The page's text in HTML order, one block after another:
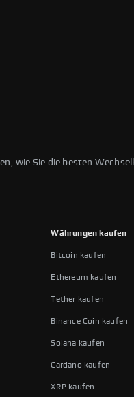
wie Sie die besten
Währungen kaufen
Bitcoin kaufen
Ethereum kaufen
Tether kaufen
Binance Coin kaufen
Solana kaufen
Cardano kaufen
XRP kaufen